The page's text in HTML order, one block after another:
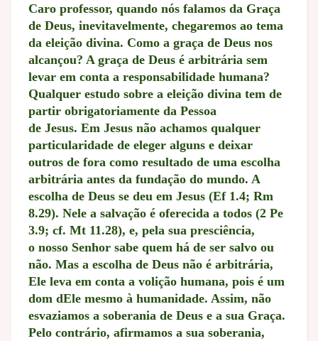
Caro professor, quando nós falamos da Graça
de Deus, inevitavelmente, chegaremos ao tema
da eleição divina. Como a graça de Deus nos
alcançou? A graça de Deus é arbitrária sem
levar em conta a responsabilidade humana?
Qualquer estudo sobre a eleição divina tem de
partir obrigatoriamente da Pessoa
de Jesus. Em Jesus não achamos qualquer
particularidade de eleger alguns e deixar
outros de fora como resultado de uma escolha
arbitrária antes da fundação do mundo. A
escolha de Deus se deu em Jesus (Ef 1.4; Rm
8.29). Nele a salvação é oferecida a todos (2 Pe
3.9; cf. Mt 11.28), e, pela sua presciência,
o nosso Senhor sabe quem há de ser salvo ou
não. Mas a escolha de Deus não é arbitrária,
Ele leva em conta a volição humana, pois é um
dom dEle mesmo à humanidade. Assim, não
esvaziamos a soberania de Deus e a sua Graça.
Pelo contrário, afirmamos a sua soberania,